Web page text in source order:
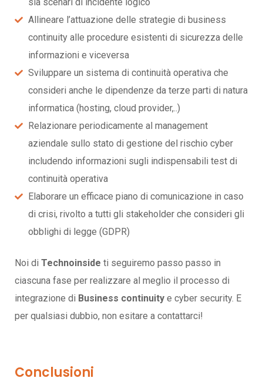
Allineare l’attuazione delle strategie di business
continuity alle procedure esistenti di sicurezza delle
informazioni e viceversa
Sviluppare un sistema di continuità operativa che
consideri anche le dipendenze da terze parti di natura
informatica (hosting, cloud provider,..)
Relazionare periodicamente al management
aziendale sullo stato di gestione del rischio cyber
includendo informazioni sugli indispensabili test di
continuità operativa
Elaborare un efficace piano di comunicazione in caso
di crisi, rivolto a tutti gli stakeholder che consideri gli
obblighi di legge (GDPR)
Noi di Technoinside ti seguiremo passo passo in
ciascuna fase per realizzare al meglio il processo di
integrazione di Business continuity e cyber security. E
per qualsiasi dubbio, non esitare a contattarci!
Conclusioni